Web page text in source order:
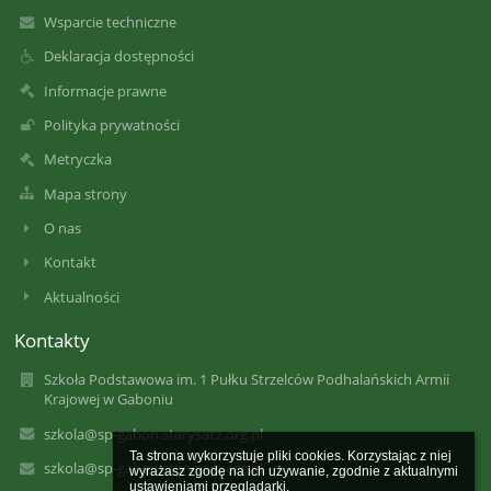
Ta strona wykorzystuje pliki cookies. Korzystając z niej
wyrażasz zgodę na ich używanie, zgodnie z aktualnymi
ustawieniami przeglądarki.
Wsparcie techniczne
Deklaracja dostępności
Informacje prawne
Polityka prywatności
Metryczka
Mapa strony
O nas
Kontakt
Aktualności
Kontakty
Szkoła Podstawowa im. 1 Pułku Strzelców Podhalańskich Armii
Krajowej w Gaboniu
szkola@sp-gabon.starysacz.org.pl
szkola@sp-gabon.starysacz.org.pl